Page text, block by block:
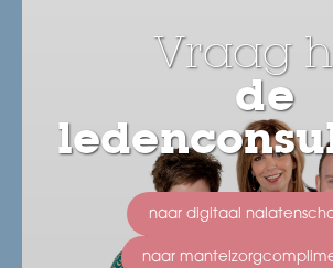
Vraag
de
naar digitaal
naar